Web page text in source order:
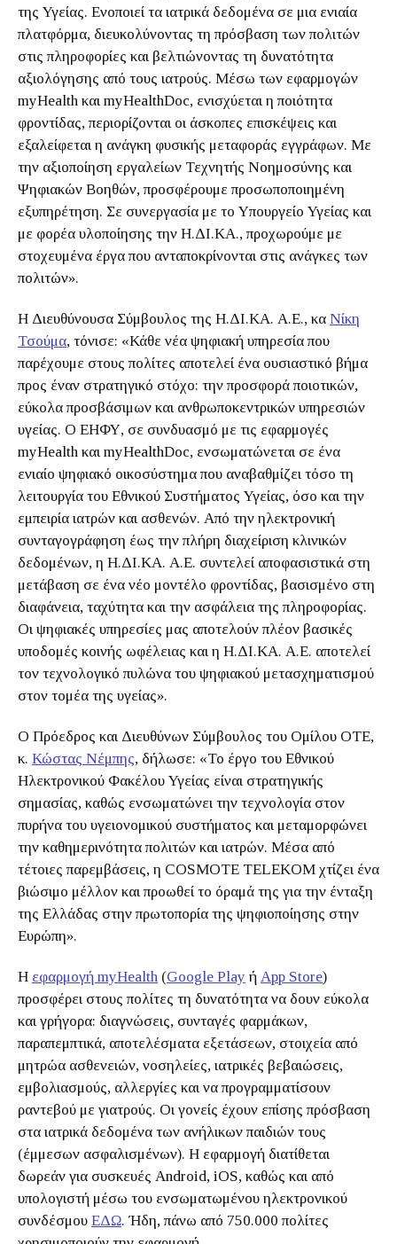
της Υγείας. Ενοποιεί τα ιατρικά δεδομένα σε μια ενιαία
πλατφόρμα, διευκολύνοντας τη πρόσβαση των πολιτών
στις πληροφορίες και βελτιώνοντας τη δυνατότητα
αξιολόγησης από τους ιατρούς. Μέσω των εφαρμογών
myHealth και myHealthDoc, ενισχύεται η ποιότητα
φροντίδας, περιορίζονται οι άσκοπες επισκέψεις και
εξαλείφεται η ανάγκη φυσικής μεταφοράς εγγράφων. Με
την αξιοποίηση εργαλείων Τεχνητής Νοημοσύνης και
Ψηφιακών Βοηθών, προσφέρουμε προσωποποιημένη
εξυπηρέτηση. Σε συνεργασία με το Υπουργείο Υγείας και
με φορέα υλοποίησης την Η.ΔΙ.ΚΑ., προχωρούμε με
στοχευμένα έργα που ανταποκρίνονται στις ανάγκες των
πολιτών».
Η Διευθύνουσα Σύμβουλος της Η.ΔΙ.ΚΑ. Α.Ε., κα Νίκη
Τσούμα, τόνισε: «Κάθε νέα ψηφιακή υπηρεσία που
παρέχουμε στους πολίτες αποτελεί ένα ουσιαστικό βήμα
προς έναν στρατηγικό στόχο: την προσφορά ποιοτικών,
εύκολα προσβάσιμων και ανθρωποκεντρικών υπηρεσιών
υγείας. Ο ΕΗΦΥ, σε συνδυασμό με τις εφαρμογές
myHealth και myHealthDoc, ενσωματώνεται σε ένα
ενιαίο ψηφιακό οικοσύστημα που αναβαθμίζει τόσο τη
λειτουργία του Εθνικού Συστήματος Υγείας, όσο και την
εμπειρία ιατρών και ασθενών. Από την ηλεκτρονική
συνταγογράφηση έως την πλήρη διαχείριση κλινικών
δεδομένων, η Η.ΔΙ.ΚΑ. Α.Ε. συντελεί αποφασιστικά στη
μετάβαση σε ένα νέο μοντέλο φροντίδας, βασισμένο στη
διαφάνεια, ταχύτητα και την ασφάλεια της πληροφορίας.
Οι ψηφιακές υπηρεσίες μας αποτελούν πλέον βασικές
υποδομές κοινής ωφέλειας και η Η.ΔΙ.ΚΑ. Α.Ε. αποτελεί
τον τεχνολογικό πυλώνα του ψηφιακού μετασχηματισμού
στον τομέα της υγείας».
Ο Πρόεδρος και Διευθύνων Σύμβουλος του Ομίλου ΟΤΕ,
κ. Κώστας Νέμπης, δήλωσε: «Το έργο του Εθνικού
Ηλεκτρονικού Φακέλου Υγείας είναι στρατηγικής
σημασίας, καθώς ενσωματώνει την τεχνολογία στον
πυρήνα του υγειονομικού συστήματος και μεταμορφώνει
την καθημερινότητα πολιτών και ιατρών. Μέσα από
τέτοιες παρεμβάσεις, η COSMOTE TELEKOM χτίζει ένα
βιώσιμο μέλλον και προωθεί το όραμά της για την ένταξη
της Ελλάδας στην πρωτοπορία της ψηφιοποίησης στην
Ευρώπη».
Η εφαρμογή myHealth (Google Play ή App Store)
προσφέρει στους πολίτες τη δυνατότητα να δουν εύκολα
και γρήγορα: διαγνώσεις, συνταγές φαρμάκων,
παραπεμπτικά, αποτελέσματα εξετάσεων, στοιχεία από
μητρώα ασθενειών, νοσηλείες, ιατρικές βεβαιώσεις,
εμβολιασμούς, αλλεργίες και να προγραμματίσουν
ραντεβού με γιατρούς. Οι γονείς έχουν επίσης πρόσβαση
στα ιατρικά δεδομένα των ανήλικων παιδιών τους
(έμμεσων ασφαλισμένων). Η εφαρμογή διατίθεται
δωρεάν για συσκευές Android, iOS, καθώς και από
υπολογιστή μέσω του ενσωματωμένου ηλεκτρονικού
συνδέσμου ΕΔΩ. Ήδη, πάνω από 750.000 πολίτες